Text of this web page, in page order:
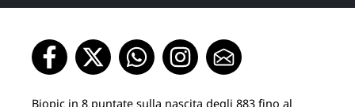
Biopic in 8 puntate sulla nascita degli 883 fino al